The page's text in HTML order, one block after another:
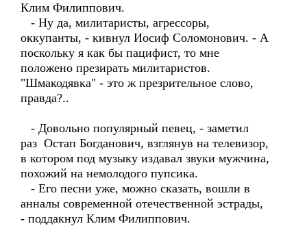
Клим Филиппович.
- Ну да, милитаристы, агрессоры,
оккупанты, - кивнул Иосиф Соломонович. - А
поскольку я как бы пацифист, то мне
положено презирать милитаристов.
"Шмакодявка" - это ж презрительное слово,
правда?..
- Довольно популярный певец, - заметил
раз Остап Богданович, взглянув на телевизор,
в котором под музыку издавал звуки мужчина,
похожий на немолодого пупсика.
- Его песни уже, можно сказать, вошли в
анналы современной отечественной эстрады,
- поддакнул Клим Филиппович.